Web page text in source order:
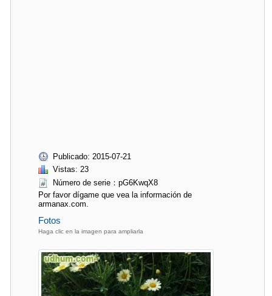
Publicado: 2015-07-21
Vistas: 23
Número de serie：pG6KwqX8
Por favor dígame que vea la información de
armanax.com.
Fotos
Haga clic en la imagen para ampliarla